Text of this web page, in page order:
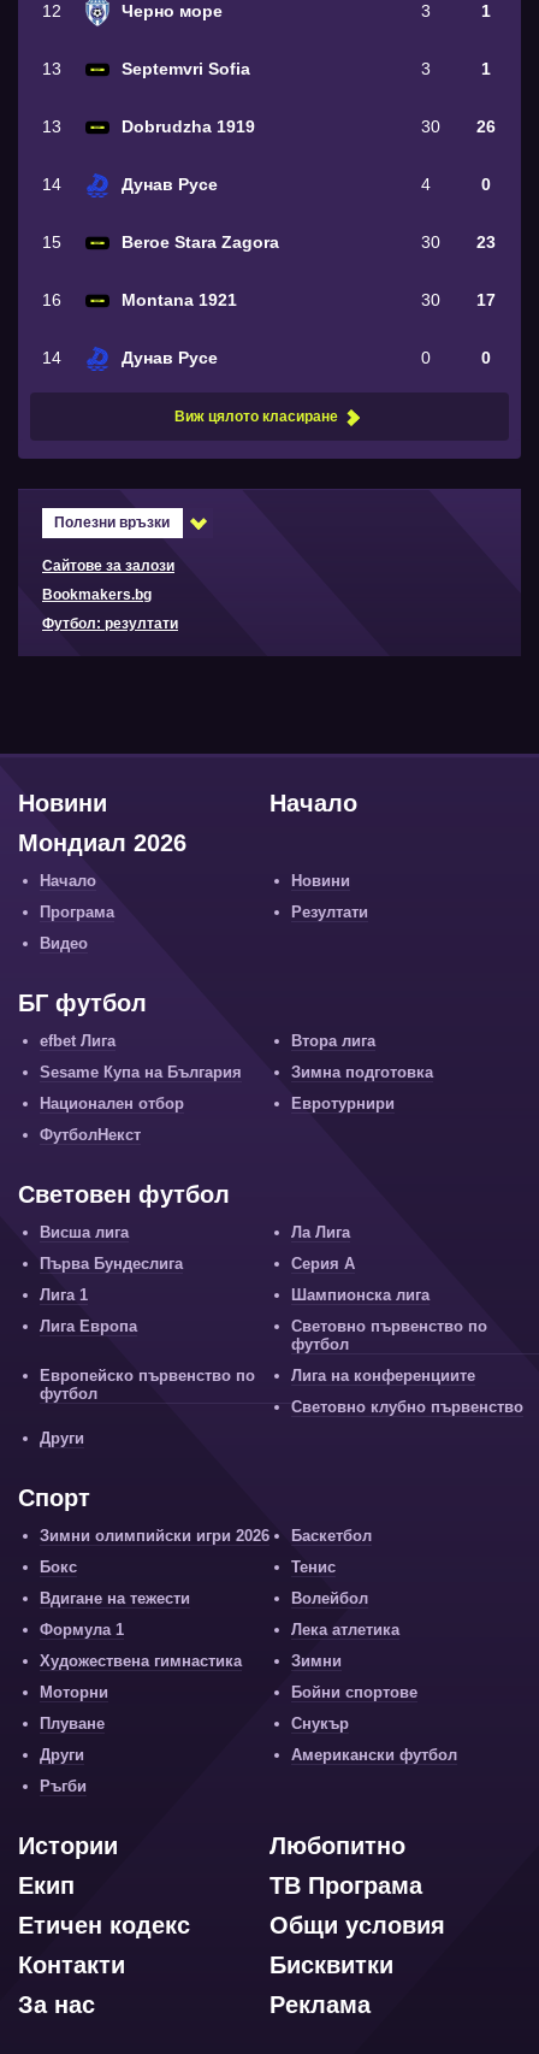
12 Черно море 3 1
13 Septemvri Sofia 3 1
13 Dobrudzha 1919 30 26
14 Дунав Русе 4 0
15 Beroe Stara Zagora 30 23
16 Montana 1921 30 17
14 Дунав Русе 0 0
Виж цялото класиране
Полезни връзки
Сайтове за залози
Bookmakers.bg
Футбол: резултати
Начало
Новини
Мондиал 2026
Начало
Новини
Програма
Резултати
Видео
БГ футбол
efbet Лига
Втора лига
Sesame Купа на България
Зимна подготовка
Национален отбор
Евротурнири
ФутболНекст
Световен футбол
Висша лига
Ла Лига
Първа Бундеслига
Серия А
Лига 1
Шампионска лига
Лига Европа
Световно първенство по
футбол
Европейско първенство по
футбол
Лига на конференциите
Световно клубно първенство
Други
Спорт
Зимни олимпийски игри 2026
Баскетбол
Бокс
Тенис
Вдигане на тежести
Волейбол
Формула 1
Лека атлетика
Художествена гимнастика
Зимни
Моторни
Бойни спортове
Плуване
Снукър
Други
Американски футбол
Ръгби
Любопитно
Истории
ТВ Програма
Екип
Общи условия
Етичен кодекс
Бисквитки
Контакти
Реклама
За нас